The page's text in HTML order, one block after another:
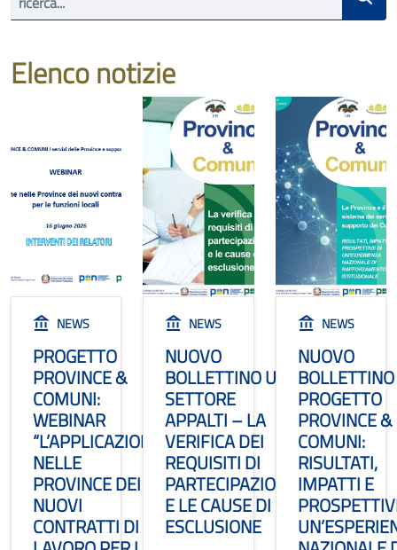
Elenco notizie
NEWS
PROGETTO
PROVINCE &
COMUNI:
WEBINAR
“L’APPLICAZIONE
NELLE
PROVINCE DEI
NUOVI
CONTRATTI DI
NEWS
NUOVO
BOLLETTINO UPI
SETTORE
APPALTI – LA
VERIFICA DEI
REQUISITI DI
PARTECIPAZIONE
E LE CAUSE DI
ESCLUSIONE
NEWS
NUOVO
PROGETTO
PROVINCE &
COMUNI:
RISULTATI,
IMPATTI E